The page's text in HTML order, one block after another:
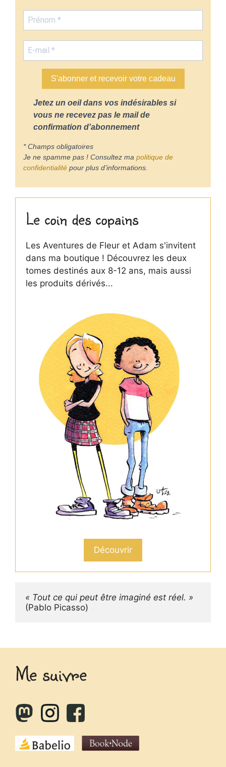
S'abonner et recevoir votre cadeau
Jetez un oeil dans vos indésirables si
vous ne recevez pas le mail de
confirmation d'abonnement
* Champs obligatoires
Je ne spamme pas ! Consultez ma politique de
confidentialité pour plus d’informations.
Le coin des copains
Les Aventures de Fleur et Adam s'invitent
dans ma boutique ! Découvrez les deux
tomes destinés aux 8-12 ans, mais aussi
les produits dérivés...
Découvrir
« Tout ce qui peut être imaginé est réel. »
(Pablo Picasso)
Me suivre